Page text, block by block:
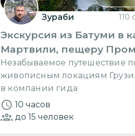
Зураби 110
Экскурсия из Батуми в
Мартвили, пещеру
Кутаиси
Незабываемое путешествие
живописным локациям
в компании гида
10 часов
до 15 человек